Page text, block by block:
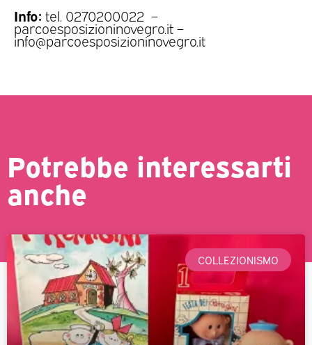
Info: tel. 0270200022 –
parcoesposizioninovegro.it –
info@parcoesposizioninovegro.it
Potrebbe interessarti
anche
COLLEZIONISMO